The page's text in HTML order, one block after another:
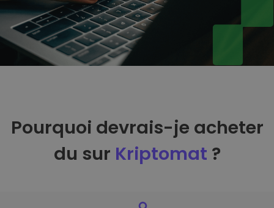
Pourquoi devrais-je acheter
du sur Kriptomat ?